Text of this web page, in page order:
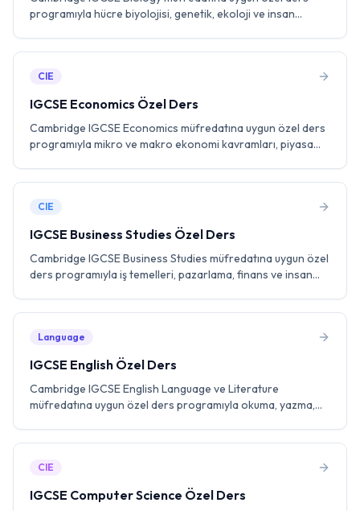
programıyla hücre biyolojisi, genetik, ekoloji ve insan
CIE
IGCSE Economics Özel Ders
Cambridge IGCSE Economics müfredatına uygun özel ders
programıyla mikro ve makro ekonomi kavramları, piyasa
CIE
IGCSE Business Studies Özel Ders
Cambridge IGCSE Business Studies müfredatına uygun özel
ders programıyla iş temelleri, pazarlama, finans ve insan
Language
IGCSE English Özel Ders
Cambridge IGCSE English Language ve Literature
müfredatına uygun özel ders programıyla okuma, yazma,
CIE
IGCSE Computer Science Özel Ders